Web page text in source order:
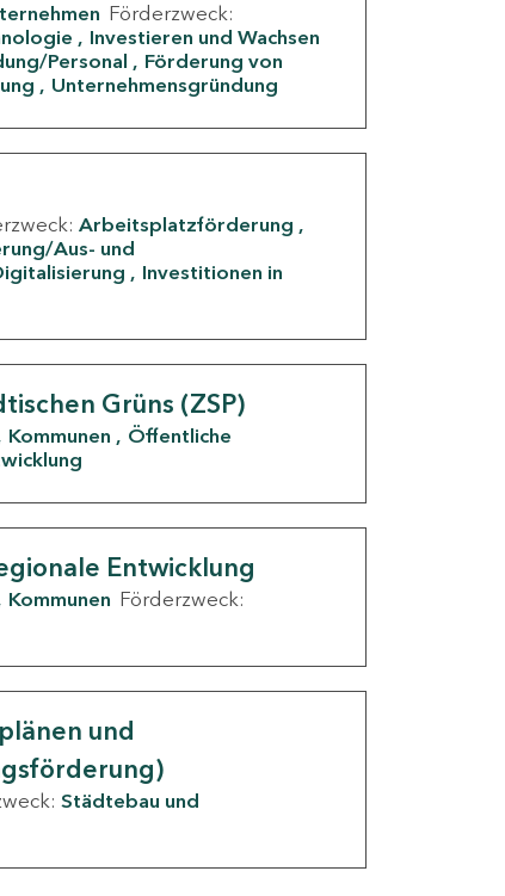
Förderzweck:
Investieren und Wachsen
Personal
Förderung von
Unternehmensgründung
Arbeitsplatzförderung
Aus- und
Investitionen in
Grüns (ZSP)
Kommunen
Öffentliche
Entwicklung
Kommunen Förderzweck:
und
Städtebau und